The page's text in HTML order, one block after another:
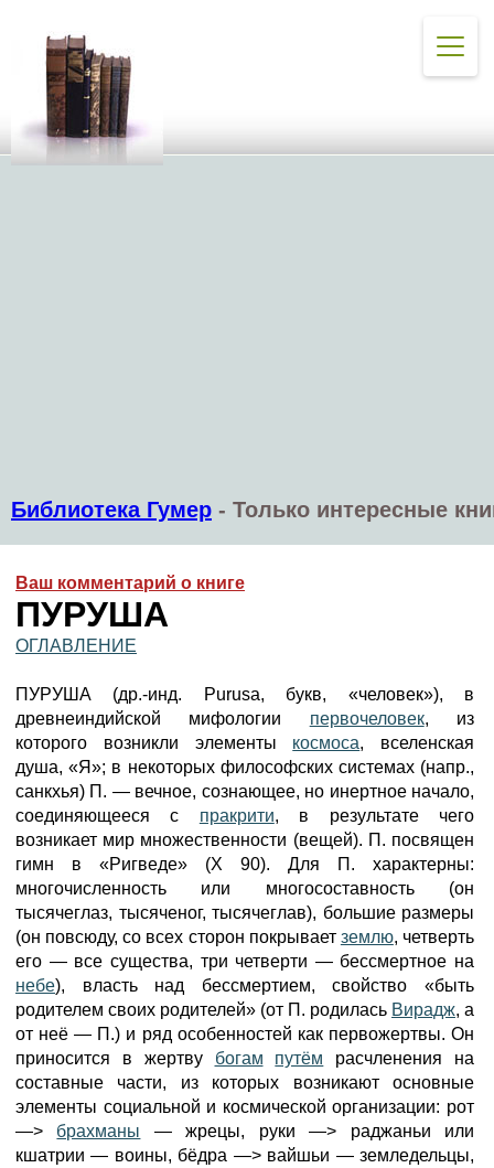
Библиотека Гумер - Только интересные
Ваш комментарий о книге
ПУРУША
ОГЛАВЛЕНИЕ
ПУРУША (др.-инд. Purusa, букв, «человек»), в
древнеиндийской мифологии первочеловек, из
которого возникли элементы космоса, вселенская
душа, «Я»; в некоторых философских системах (напр.,
санкхья) П. — вечное, сознающее, но инертное начало,
соединяющееся с пракрити, в результате чего
возникает мир множественности (вещей). П. посвящен
гимн в «Ригведе» (X 90). Для П. характерны:
многочисленность или многосоставность (он
тысячеглаз, тысяченог, тысячеглав), большие размеры
(он повсюду, со всех сторон покрывает землю, четверть
его — все существа, три четверти — бессмертное на
небе), власть над бессмертием, свойство «быть
родителем своих родителей» (от П. родилась Вирадж, а
от неё — П.) и ряд особенностей как первожертвы. Он
приносится в жертву богам путём расчленения на
составные части, из которых возникают основные
элементы социальной и космической организации: рот
—> брахманы — жрецы, руки —> раджаньи или
кшатрии — воины, бёдра —> вайшьи — земледельцы,